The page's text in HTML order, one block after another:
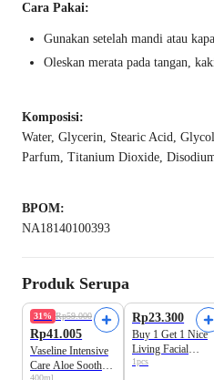
Cara Pakai:
Gunakan setelah mandi atau
Oleskan merata pada tangan,
Komposisi:
Water, Glycerin, Stearic Acid,
Parfum, Titanium Dioxide,
BPOM:
NA18140100393
Produk Serupa
31% Rp59.000
Rp41.005
Vaseline Intensive
Care Aloe Soothe
400ml
Rp23.300
Buy 1 Get 1 Nice
Living Facial
Tissue Soft Pack
1pcs